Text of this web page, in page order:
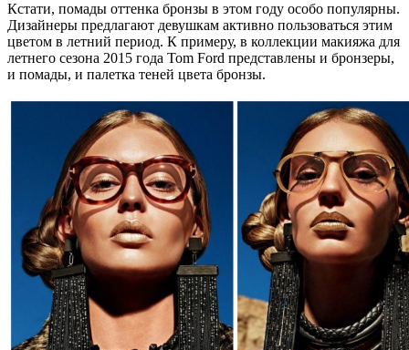
Кстати, помады оттенка бронзы в этом году особо популярны.
Дизайнеры предлагают девушкам активно пользоваться этим
цветом в летний период. К примеру, в коллекции макияжа для
летнего сезона 2015 года Tom Ford представлены и бронзеры,
и помады, и палетка теней цвета бронзы.